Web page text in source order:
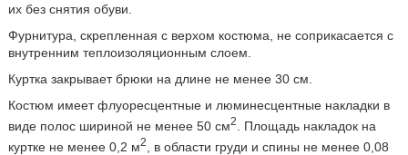
их без снятия обуви.
Фурнитура, скрепленная с верхом костюма, не соприкасается с
внутренним теплоизоляционным слоем.
Куртка закрывает брюки на длине не менее 30 см.
Костюм имеет флуоресцентные и люминесцентные накладки в
виде полос шириной не менее 50 см2
. Площадь накладок на
куртке не менее 0,2 м2
, в области груди и спины не менее 0,08